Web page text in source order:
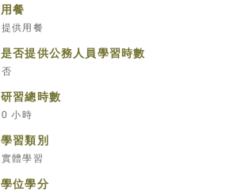
用餐
提供用餐
是否提供公務人員學習時數
否
研習總時數
0 小時
學習類別
實體學習
學位學分